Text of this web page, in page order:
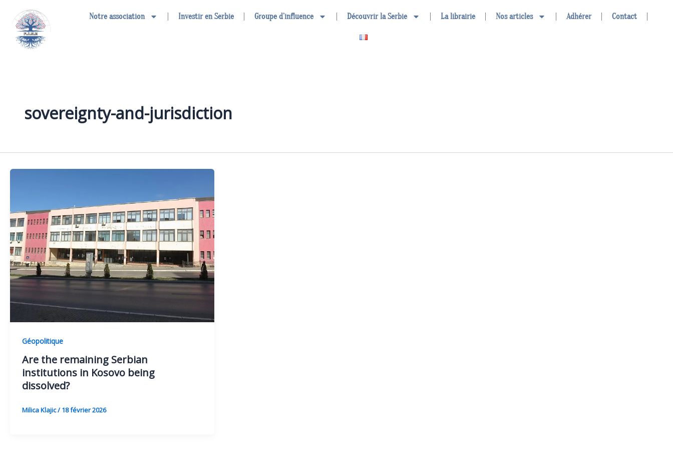
contenu
Notre association Investir en Serbie Groupe d’influence Découvrir la Serbie La librairie Nos articles Adhérer Contact
sovereignty-and-jurisdiction
Géopolitique
Are the remaining Serbian
institutions in Kosovo being
dissolved?
Milica Klajic/18 février 2026